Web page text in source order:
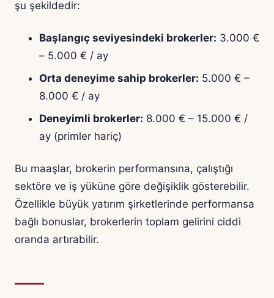
şu şekildedir:
Başlangıç seviyesindeki brokerler: 3.000 €
– 5.000 € / ay
Orta deneyime sahip brokerler: 5.000 € –
8.000 € / ay
Deneyimli brokerler: 8.000 € – 15.000 € /
ay (primler hariç)
Bu maaşlar, brokerin performansına, çalıştığı
sektöre ve iş yüküne göre değişiklik gösterebilir.
Özellikle büyük yatırım şirketlerinde performansa
bağlı bonuslar, brokerlerin toplam gelirini ciddi
oranda artırabilir.